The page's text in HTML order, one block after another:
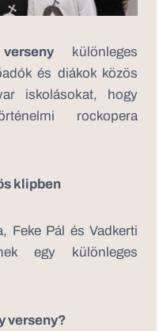
különleges
és diákok közös
iskolásokat, hogy
rockopera
klipben
, Feke Pál ésVadkerti
egy különleges
verseny?